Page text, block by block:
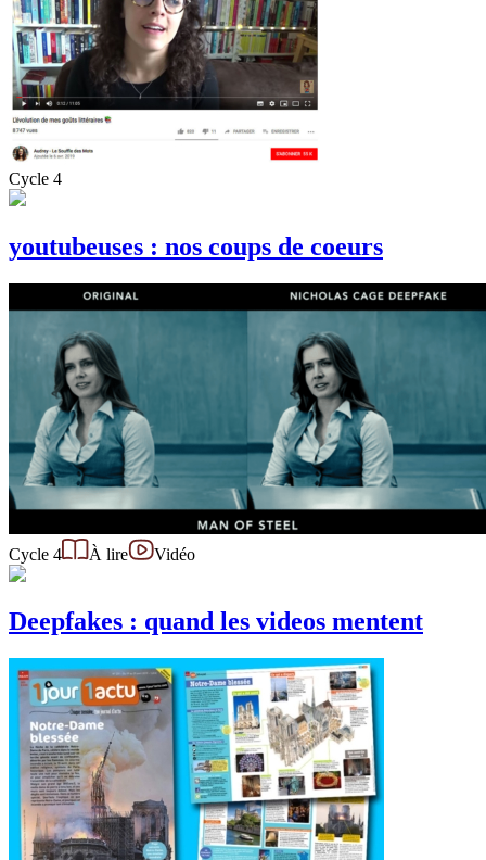
Cycle 4
youtubeuses : nos coups de coeurs
Cycle 4 À lire Vidéo
Deepfakes : quand les videos mentent